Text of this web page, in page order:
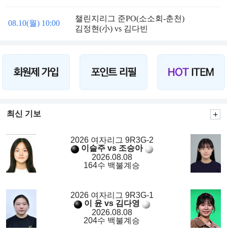
08.10(월) 10:00
챌린지리그 준PO(소소회-춘천)
김정현(小) vs 김다빈
최신 기보
2026 여자리그 9R3G-2
이슬주 vs 조승아
2026.08.08
164수 백불계승
2026 여자리그 9R3G-1
이 윤 vs 김다영
2026.08.08
204수 백불계승